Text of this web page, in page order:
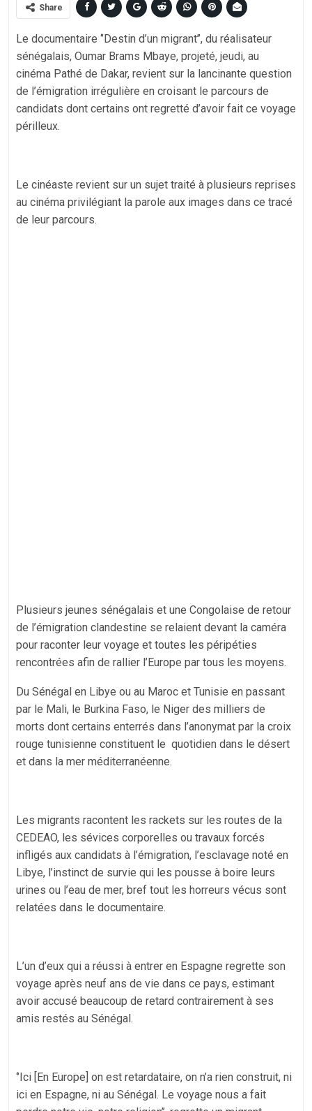
Share
Le documentaire ‘’Destin d’un migrant’’, du réalisateur
sénégalais, Oumar Brams Mbaye, projeté, jeudi, au
cinéma Pathé de Dakar, revient sur la lancinante question
de l’émigration irrégulière en croisant le parcours de
candidats dont certains ont regretté d’avoir fait ce voyage
périlleux.
Le cinéaste revient sur un sujet traité à plusieurs reprises
au cinéma privilégiant la parole aux images dans ce tracé
de leur parcours.
Plusieurs jeunes sénégalais et une Congolaise de retour
de l’émigration clandestine se relaient devant la caméra
pour raconter leur voyage et toutes les péripéties
rencontrées afin de rallier l’Europe par tous les moyens.
Du Sénégal en Libye ou au Maroc et Tunisie en passant
par le Mali, le Burkina Faso, le Niger des milliers de
morts dont certains enterrés dans l’anonymat par la croix
rouge tunisienne constituent le quotidien dans le désert
et dans la mer méditerranéenne.
Les migrants racontent les rackets sur les routes de la
CEDEAO, les sévices corporelles ou travaux forcés
infligés aux candidats à l’émigration, l’esclavage noté en
Libye, l’instinct de survie qui les pousse à boire leurs
urines ou l’eau de mer, bref tout les horreurs vécus sont
relatées dans le documentaire.
L’un d’eux qui a réussi à entrer en Espagne regrette son
voyage après neuf ans de vie dans ce pays, estimant
avoir accusé beaucoup de retard contrairement à ses
amis restés au Sénégal.
‘’Ici [En Europe] on est retardataire, on n’a rien construit, ni
ici en Espagne, ni au Sénégal. Le voyage nous a fait